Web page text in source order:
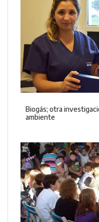
Biogás; otra
ambiente